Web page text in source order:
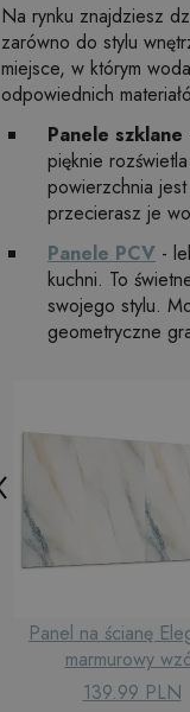
Na rynku znajdziesz
zarówno do stylu
miejsce, w którym
odpowiednich
Panele szklane
pięknie
powierzchnia
przecierasz je
Panele PCV -
kuchni. To
swojego stylu.
geometryczne
Panel na ścianę
marmurowy
139.99 PLN